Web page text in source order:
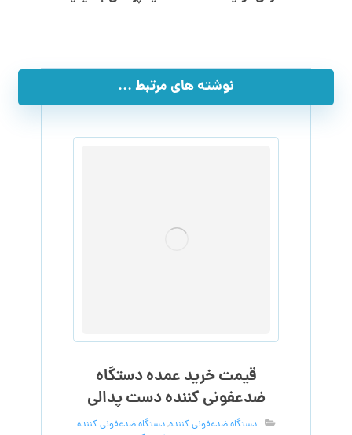
نوشته های مرتبط ...
قیمت خرید عمده دستگاه
ضدعفونی کننده دست پدالی
دستگاه ضدعفونی کننده,دستگاه ضدعفونی کننده